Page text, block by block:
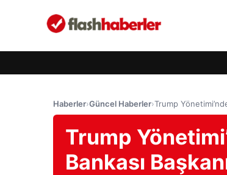
Haberler›Güncel Haberler›Trump
Trump
Bankası